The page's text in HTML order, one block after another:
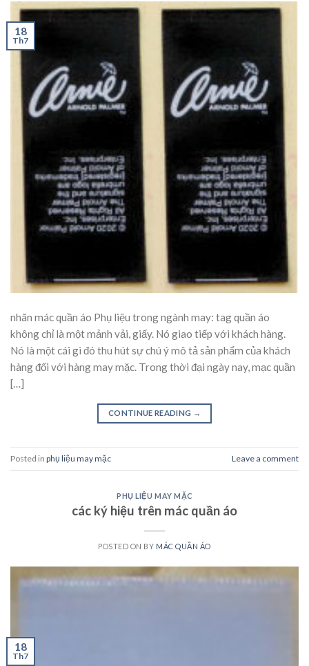
18
Th7
nhãn mác quần áo Phụ liệu trong ngành may: tag quần áo
không chỉ là một mảnh vải, giấy. Nó giao tiếp với khách hàng.
Nó là một cái gì đó thu hút sự chú ý mô tả sản phẩm của khách
hàng đối với hàng may mặc. Trong thời đại ngày nay, mạc quần
[…]
CONTINUE READING →
Posted in phụ liệu may mặc Leave a comment
PHỤ LIỆU MAY MẶC
các ký hiệu trên mác quần áo
POSTED ON BY MÁC QUẦN ÁO
18
Th7